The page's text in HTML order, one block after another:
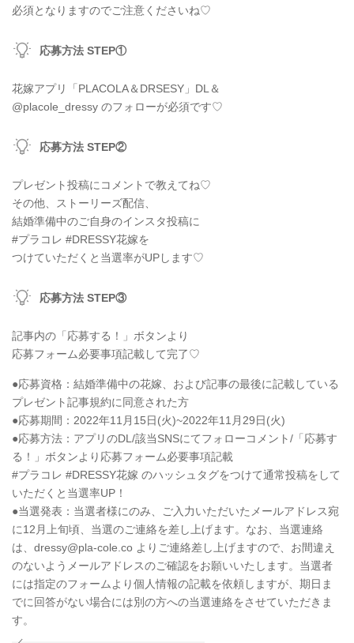
必須となりますのでご注意くださいね♡
応募方法 STEP①
花嫁アプリ「PLACOLA＆DRSESY」DL＆
@placole_dressy のフォローが必須です♡
応募方法 STEP②
プレゼント投稿にコメントで教えてね♡
その他、ストーリーズ配信、
結婚準備中のご自身のインスタ投稿に
#プラコレ #DRESSY花嫁を
つけていただくと当選率がUPします♡
応募方法 STEP③
記事内の「応募する！」ボタンより
応募フォーム必要事項記載して完了♡
●応募資格：結婚準備中の花嫁、および記事の最後に記載している
プレゼント記事規約に同意された方
●応募期間：2022年11月15日(火)~2022年11月29日(火)
●応募方法：アプリのDL/該当SNSにてフォローコメント/「応募す
る！」ボタンより応募フォーム必要事項記載
#プラコレ #DRESSY花嫁 のハッシュタグをつけて通常投稿をして
いただくと当選率UP！
●当選発表：当選者様にのみ、ご入力いただいたメールアドレス宛
に12月上旬頃、当選のご連絡を差し上げます。なお、当選連絡
は、dressy@pla-cole.co よりご連絡差し上げますので、お間違え
のないようメールアドレスのご確認をお願いいたします。当選者
には指定のフォームより個人情報の記載を依頼しますが、期日ま
でに回答がない場合には別の方への当選連絡をさせていただきま
す。